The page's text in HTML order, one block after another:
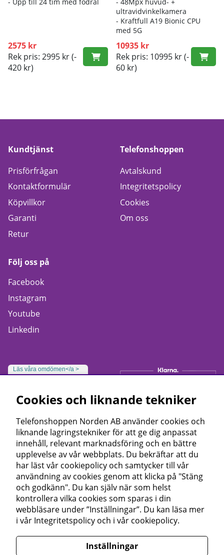
2575 kr
Rek pris: 2995 kr(-
420 kr)
ultravidvinkelkamera
- Kraftfull A19 Bionic CPU
med 5G
10935 kr
Rek pris: 10995 kr(-
60 kr)
Kundtjänst
Prisförfrågan
Kontaktformulär
Köpvillkor
Garanti
Retur
Telefonshoppen
Avtalskund
Integritetspolicy
Cookies
Om oss
Följ oss på
Facebook
Instagram
Youtube
Linkedin
Läs våra omdömen</a >
Cookies och liknande tekniker
Telefonshoppen Norden AB använder cookies och
liknande lagringstekniker för att ge dig anpassat
innehåll, relevant marknadsföring och en bättre
upplevelse av vår webbplats. Du bekräftar att du
har läst vår cookiepolicy och samtycker till vår
användning av cookies genom att klicka på "Stäng
och godkänn". Du kan själv när som helst
kontrollera vilka cookies som sparas i din
webbläsare under ”Inställningar”. Du kan läsa mer
i vår Integritetspolicy och i vår cookiepolicy.
Inställningar